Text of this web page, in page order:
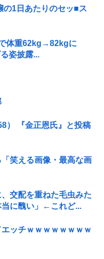
の1日あたりのセッ■ス
体重62kg→82kgに
姿披露...
） 『金正恩氏』と投稿
「笑える画像・最高な画
交配を重ねた毛虫みた
当に醜い」←これど...
ッチｗｗｗｗｗｗｗｗ